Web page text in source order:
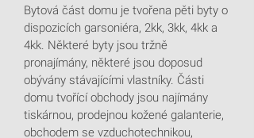
Bytová část domu je tvořena pěti byty o
dispozicích garsoniéra, 2kk, 3kk, 4kk a
4kk. Některé byty jsou tržně
pronajímány, některé jsou doposud
obývány stávajícími vlastníky. Části
domu tvořící obchody jsou najímány
tiskárnou, prodejnou kožené galanterie,
obchodem se vzduchotechnikou,